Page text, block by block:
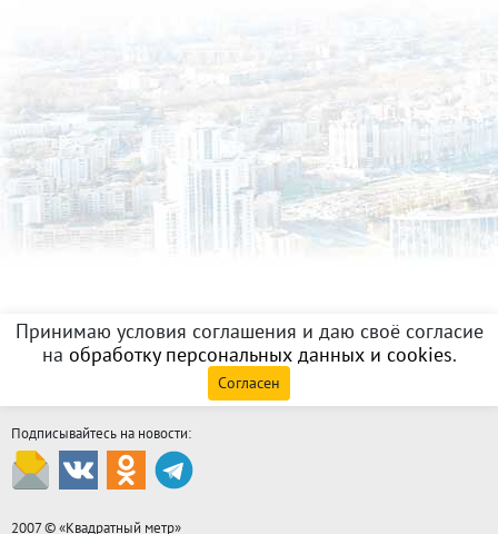
Принимаю условия соглашения и даю своё согласие
на обработку персональных данных и cookies.
Согласен
Подписывайтесь на новости:
2007 © «Квадратный метр»